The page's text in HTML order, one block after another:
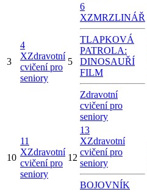
3
4
XZdravotní
cvičení pro
seniory
5
6
XZMRZLINÁŘ
TLAPKOVÁ
PATROLA:
DINOSAUŘÍ
FILM
Zdravotní
cvičení pro
seniory
10
11
XZdravotní
cvičení pro
seniory
12
13
XZdravotní
cvičení pro
seniory
BOJOVNÍK